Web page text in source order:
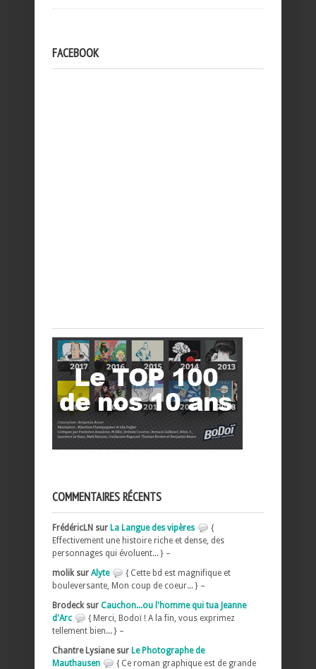
FACEBOOK
COMMENTAIRES RÉCENTS
FrédéricLN sur La Langue des vipères
{
Effectivement une histoire riche et dense, des
personnages qui évoluent... } –
molik sur Alyte
{ Cette bd est magnifique et
bouleversante, Mon coup de coeur... } –
Brodeck sur Cauchon...ou l'homme qui tua Jeanne
d'Arc
{ Merci, Bodoï ! A la fin, vous exprimez
tellement bien... } –
Chantre Lysiane sur Le Photographe de
Mauthausen
{ Ce roman graphique est de grande